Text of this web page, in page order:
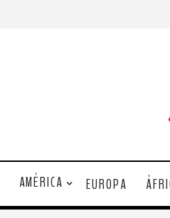
AMÉRICA EUROPA